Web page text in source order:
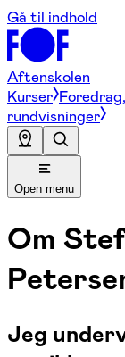
Gå til indhold
Aftenskolen
Kurser
rundvisninger
Open menu
Om
Jeg